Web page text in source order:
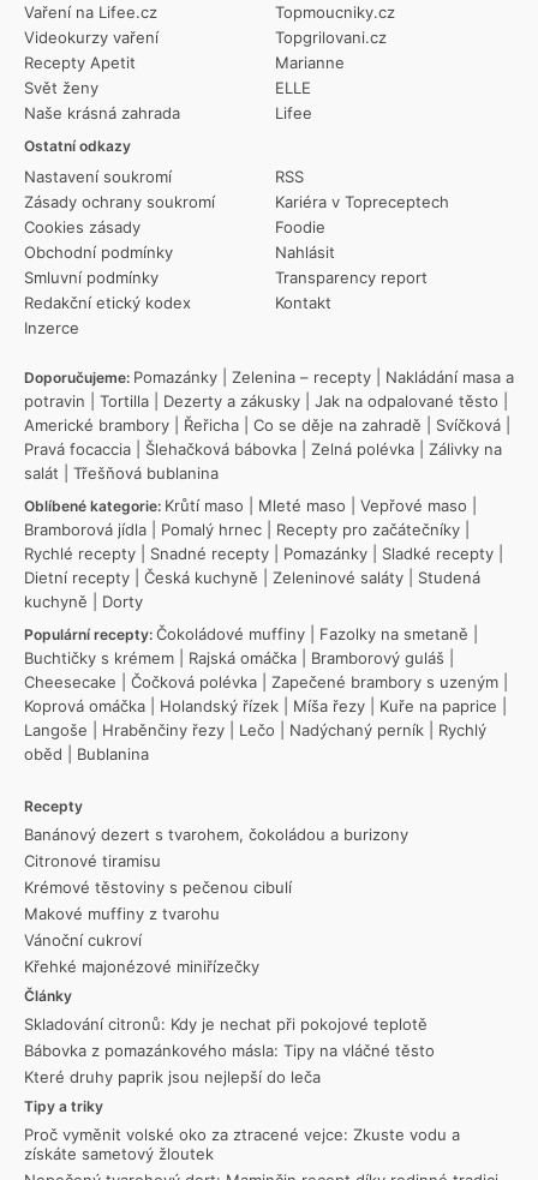
Vaření na Lifee.cz
Videokurzy vaření
Recepty Apetit
Svět ženy
Naše krásná zahrada
Ostatní odkazy
Nastavení soukromí
Zásady ochrany soukromí
Cookies zásady
Obchodní podmínky
Smluvní podmínky
Redakční etický kodex
Inzerce
RSS
Kariéra v Topreceptech
Foodie
Nahlásit
Transparency report
Kontakt
Topmoucniky.cz
Topgrilovani.cz
Marianne
ELLE
Lifee
Doporučujeme: Pomazánky Zelenina – recepty
Nakládání masa a
potravin
Tortilla Dezerty a zákusky Jak na odpalované těsto
Americké brambory
Řeřicha Co se děje na zahradě Svíčková
Pravá focaccia
Šlehačková bábovka Zelná polévka
Zálivky na
salát
Třešňová bublanina
Oblíbené kategorie: Krůtí maso Mleté maso Vepřové maso
Bramborová jídla
Pomalý hrnec Recepty pro začátečníky
Rychlé recepty
Snadné recepty Pomazánky Sladké recepty
Dietní recepty
Česká kuchyně Zeleninové saláty
Studená
kuchyně
Dorty
Populární recepty: Čokoládové muffiny Fazolky na smetaně
Buchtičky s krémem
Rajská omáčka Bramborový guláš
Cheesecake
Čočková polévka Zapečené brambory s uzeným
Koprová omáčka
Holandský řízek Míša řezy Kuře na paprice
Langoše
Hraběnčiny řezy Lečo Nadýchaný perník
Rychlý
oběd
Bublanina
Recepty
Banánový dezert s tvarohem, čokoládou a burizony
Citronové tiramisu
Krémové těstoviny s pečenou cibulí
Makové muffiny z tvarohu
Vánoční cukroví
Křehké majonézové miniřízečky
Články
Skladování citronů: Kdy je nechat při pokojové teplotě
Bábovka z pomazánkového másla: Tipy na vláčné těsto
Které druhy paprik jsou nejlepší do leča
Tipy a triky
Proč vyměnit volské oko za ztracené vejce: Zkuste vodu a
získáte sametový žloutek